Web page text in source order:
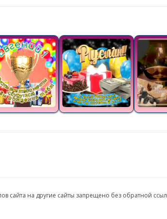
сайта на другие сайты запрещено без обратной